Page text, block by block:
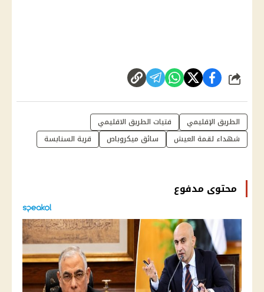
شارك
الطريق الإقليمي
فتيات الطريق الاقليمي
شهداء لقمة العيش
سائق ميكروباص قرية السنابسة
محتوى مدفوع